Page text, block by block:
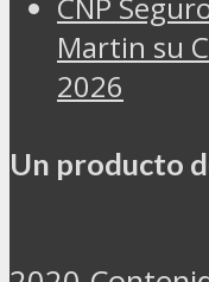
Martin su
2026
Un producto